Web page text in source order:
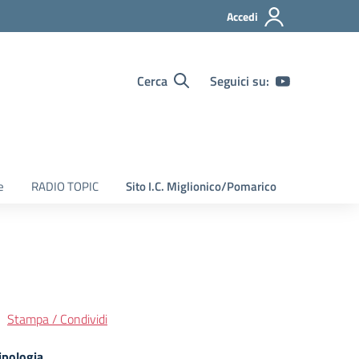
Accedi
Cerca Seguici su:
RADIO TOPIC Sito I.C. Miglionico/Pomarico
Stampa / Condividi